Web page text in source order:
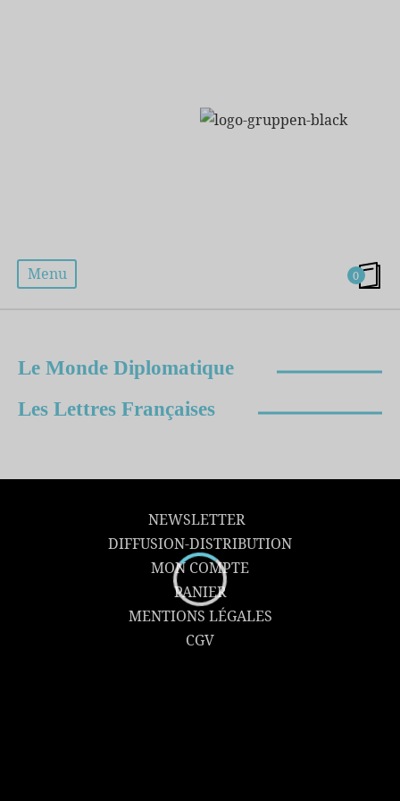
Menu 0
Le Monde Diplomatique
Les Lettres Françaises
NEWSLETTER
DIFFUSION-DISTRIBUTION
MON COMPTE
PANIER
MENTIONS LÉGALES
CGV